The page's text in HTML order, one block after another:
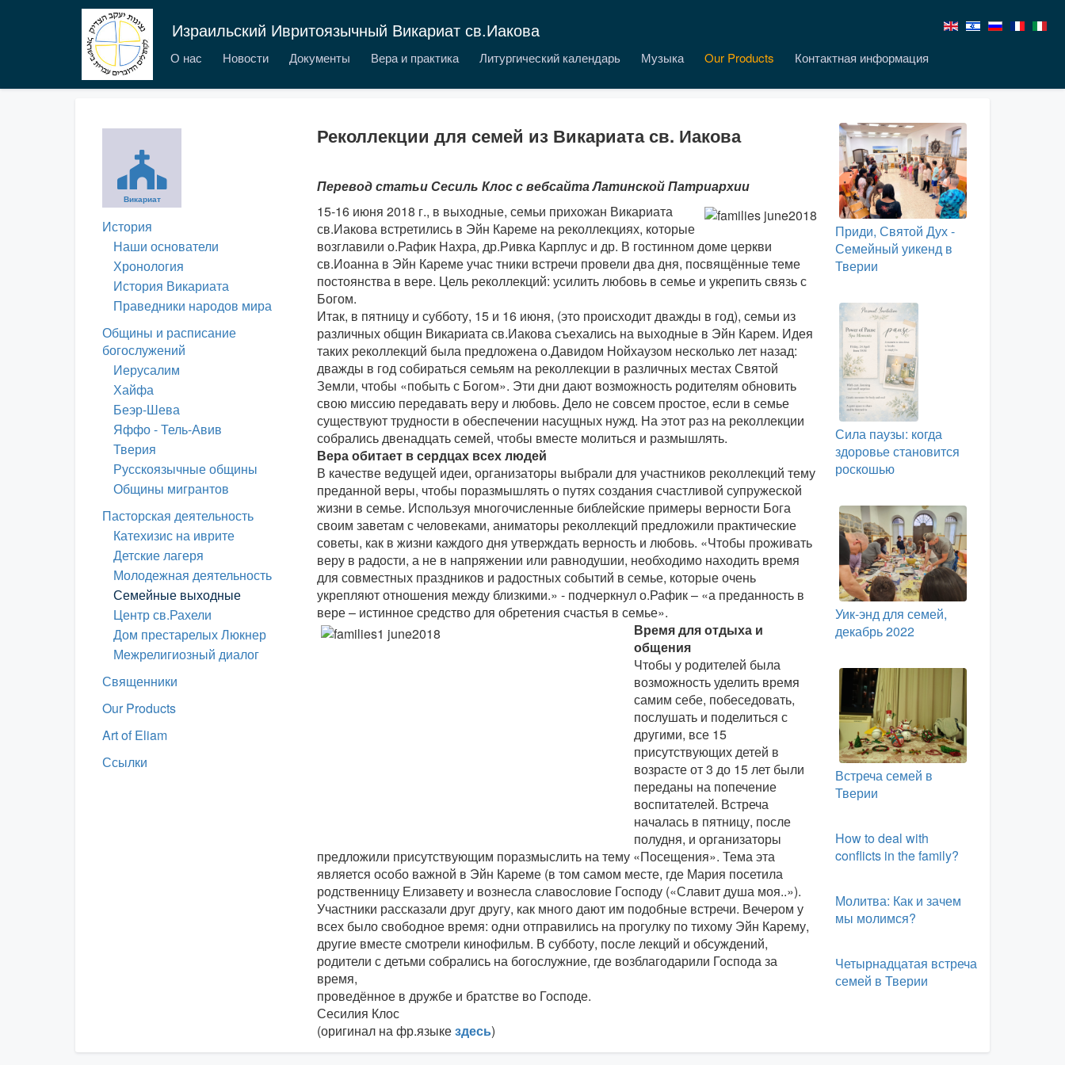
Израильский Ивритоязычный Викариат св.Иакова
О нас Новости Документы Вера и практика Литургический календарь Музыка Our Products Контактная информация
Викариат
История
Наши основатели
Хронология
История Викариата
Праведники народов мира
Общины и расписание
богослужений
Иерусалим
Хайфа
Беэр-Шева
Яффо - Тель-Авив
Тверия
Русскоязычные общины
Общины мигрантов
Пасторская деятельность
Катехизис на иврите
Детские лагеря
Молодежная деятельность
Семейные выходные
Центр св.Рахели
Дом престарелых Люкнер
Межрелигиозный диалог
Священники
Our Products
Art of Eliam
Ссылки
Реколлекции для семей из Викариата св. Иакова
Перевод статьи Сесиль Клос с вебсайта Латинской Патриархии
15-16 июня 2018 г., в выходные, семьи прихожан Викариата
св.Иакова встретились в Эйн Кареме на реколлекциях, которые
возглавили о.Рафик Нахра, др.Ривка Карплус и др. В гостинном доме церкви
св.Иоанна в Эйн Кареме учас тники встречи провели два дня, посвящённые теме
постоянства в вере. Цель реколлекций: усилить любовь в семье и укрепить связь с
Богом.
Итак, в пятницу и субботу, 15 и 16 июня, (это происходит дважды в год), семьи из
различных общин Викариата св.Иакова съехались на выходные в Эйн Карем. Идея
таких реколлекций была предложена о.Давидом Нойхаузом несколько лет назад:
дважды в год собираться семьям на реколлекции в различных местах Святой
Земли, чтобы «побыть с Богом». Эти дни дают возможность родителям обновить
свою миссию передавать веру и любовь. Дело не совсем простое, если в семье
существуют трудности в обеспечении насущных нужд. На этот раз на реколлекции
собрались двенадцать семей, чтобы вместе молиться и размышлять.
Вера обитает в сердцах всех людей
В качестве ведущей идеи, организаторы выбрали для участников реколлекций тему
преданной веры, чтобы поразмышлять о путях создания счастливой супружеской
жизни в семье. Используя многочисленные библейские примеры верности Бога
своим заветам с человеками, аниматоры реколлекций предложили практические
советы, как в жизни каждого дня утверждать верность и любовь. «Чтобы проживать
веру в радости, а не в напряжении или равнодушии, необходимо находить время
для совместных праздников и радостных событий в семье, которые очень
укрепляют отношения между близкими.» - подчеркнул о.Рафик – «а преданность в
вере – истинное средство для обретения счастья в семье».
Время для отдыха и
общения
Чтобы у родителей была
возможность уделить время
самим себе, побеседовать,
послушать и поделиться с
другими, все 15
присутствующих детей в
возрасте от 3 до 15 лет были
переданы на попечение
воспитателей. Встреча
началась в пятницу, после
полудня, и организаторы
предложили присутствующим поразмыслить на тему «Посещения». Тема эта
является особо важной в Эйн Кареме (в том самом месте, где Мария посетила
родственницу Елизавету и вознесла славословие Господу («Славит душа моя..»).
Участники рассказали друг другу, как много дают им подобные встречи. Вечером у
всех было свободное время: одни отправились на прогулку по тихому Эйн Карему,
другие вместе смотрели кинофильм. В субботу, после лекций и обсуждений,
родители с детьми собрались на богослужние, где возблагодарили Господа за
время,
проведённое в дружбе и братстве во Господе.
Сесилия Клос
(оригинал на фр.языкездесь)
Приди, Святой Дух -
Семейный уикенд в
Тверии
Сила паузы: когда
здоровье становится
роскошью
Уик-энд для семей,
декабрь 2022
Встреча семей в
Тверии
How to deal with
conflicts in the family?
Молитва: Как и зачем
мы молимся?
Четырнадцатая встреча
семей в Тверии